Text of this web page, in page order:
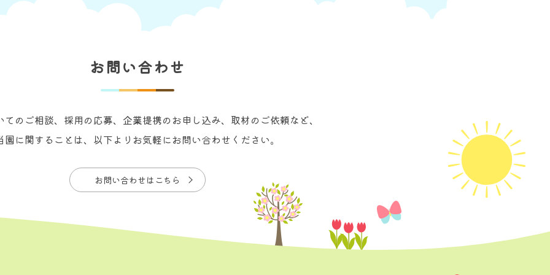
お問い合わせ
てのご相談、採用の応募、企業提携のお申し込み、取材のご依頼など、
園に関することは、以下よりお気軽にお問い合わせください。
お問い合わせはこちら